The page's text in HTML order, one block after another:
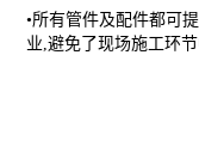
•所有管件及配件都可
业,避免了现场施工环